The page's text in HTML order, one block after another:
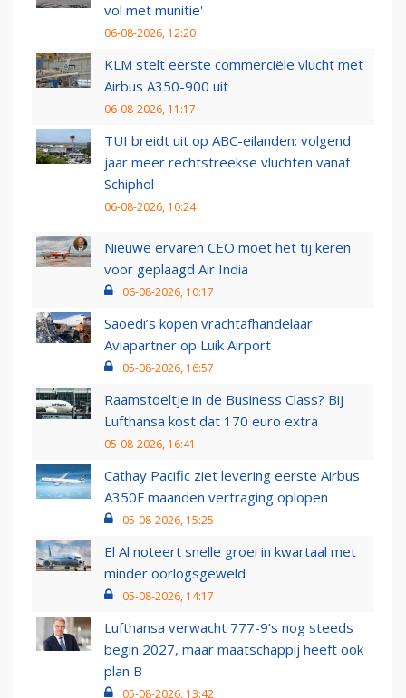
vol met munitie'
06-08-2026, 12:20
KLM stelt eerste commerciële vlucht met
Airbus A350-900 uit
06-08-2026, 11:17
TUI breidt uit op ABC-eilanden: volgend
jaar meer rechtstreekse vluchten vanaf
Schiphol
06-08-2026, 10:24
Nieuwe ervaren CEO moet het tij keren
voor geplaagd Air India
06-08-2026, 10:17
Saoedi’s kopen vrachtafhandelaar
Aviapartner op Luik Airport
05-08-2026, 16:57
Raamstoeltje in de Business Class? Bij
Lufthansa kost dat 170 euro extra
05-08-2026, 16:41
Cathay Pacific ziet levering eerste Airbus
A350F maanden vertraging oplopen
05-08-2026, 15:25
El Al noteert snelle groei in kwartaal met
minder oorlogsgeweld
05-08-2026, 14:17
Lufthansa verwacht 777-9’s nog steeds
begin 2027, maar maatschappij heeft ook
plan B
05-08-2026, 13:42